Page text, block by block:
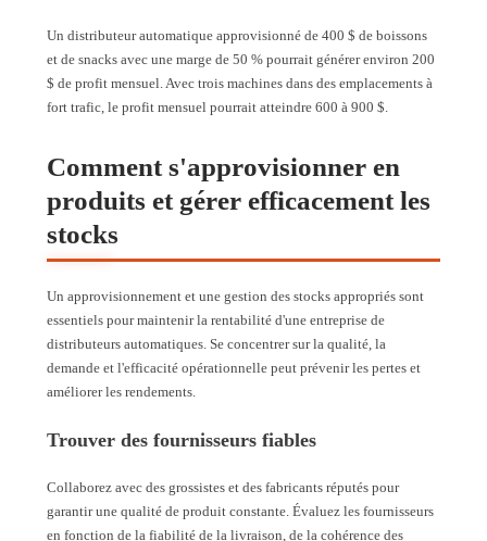
Un distributeur automatique approvisionné de 400 $ de boissons
et de snacks avec une marge de 50 % pourrait générer environ 200
$ de profit mensuel. Avec trois machines dans des emplacements à
fort trafic, le profit mensuel pourrait atteindre 600 à 900 $.
Comment s'approvisionner en
produits et gérer efficacement les
stocks
Un approvisionnement et une gestion des stocks appropriés sont
essentiels pour maintenir la rentabilité d'une entreprise de
distributeurs automatiques. Se concentrer sur la qualité, la
demande et l'efficacité opérationnelle peut prévenir les pertes et
améliorer les rendements.
Trouver des fournisseurs fiables
Collaborez avec des grossistes et des fabricants réputés pour
garantir une qualité de produit constante. Évaluez les fournisseurs
en fonction de la fiabilité de la livraison, de la cohérence des